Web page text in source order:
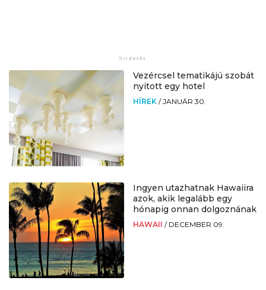
Vezércsel tematikájú szobát
nyitott egy hotel
HÍREK /JANUÁR 30.
Ingyen utazhatnak Hawaiira
azok, akik legalább egy
hónapig onnan dolgoznának
HAWAII / DECEMBER 09.